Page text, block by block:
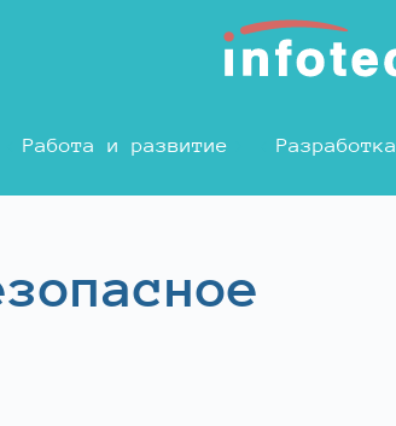
Работа и развитие Разработка